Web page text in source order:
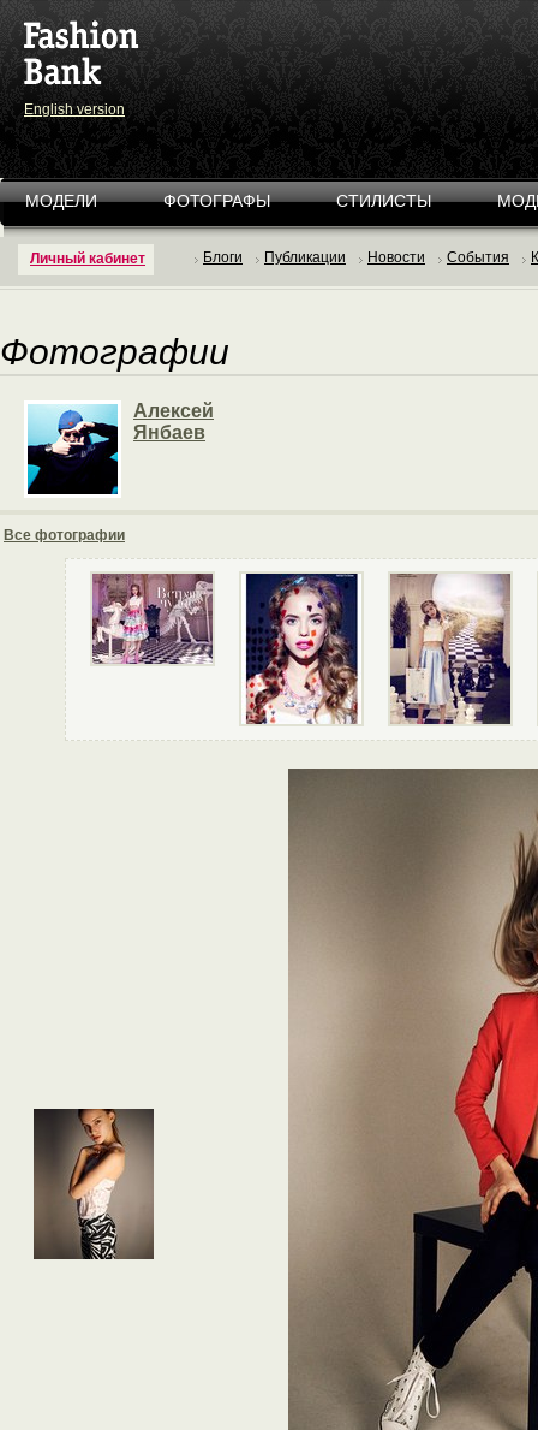
English version
Личный кабинет
МОДЕЛИ ФОТОГРАФЫ СТИЛИСТЫ
Блоги Публикации Новости События
Фотографии
Алексей
Янбаев
Все фотографии